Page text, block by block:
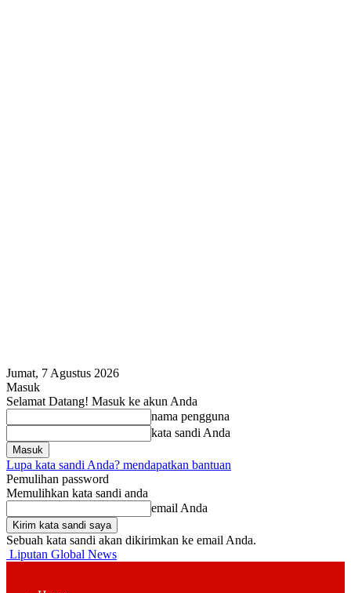
Jumat, 7 Agustus 2026
Masuk
Selamat Datang! Masuk ke akun Anda
nama pengguna
kata sandi Anda
Lupa kata sandi Anda? mendapatkan bantuan
Pemulihan password
Memulihkan kata sandi anda
email Anda
Sebuah kata sandi akan dikirimkan ke email Anda.
Liputan Global News